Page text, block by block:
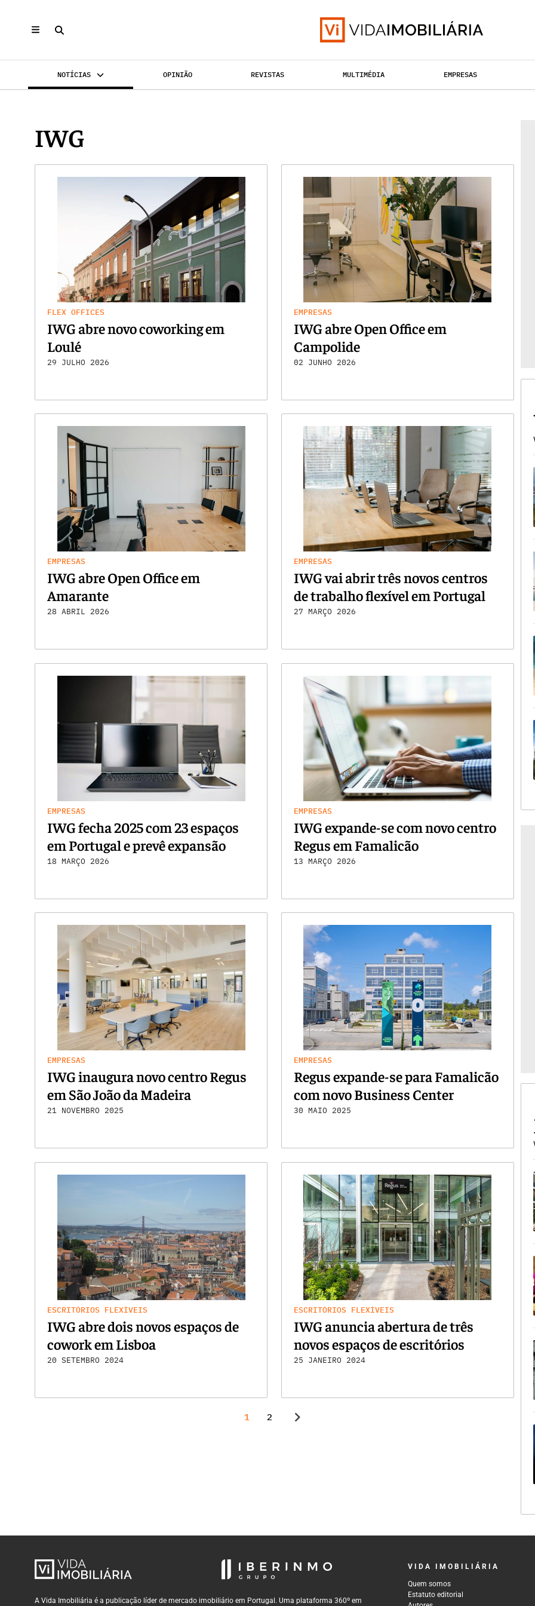
NOTÍCIAS OPINIÃO REVISTAS MULTIMÉDIA EMPRESAS
IWG
FLEX OFFICES
IWG abre novo coworking em
Loulé
29 JULHO 2026
EMPRESAS
IWG abre Open Office em
Campolide
02 JUNHO 2026
EMPRESAS
IWG abre Open Office em
Amarante
28 ABRIL 2026
EMPRESAS
IWG vai abrir três novos centros
de trabalho flexível em Portugal
27 MARÇO 2026
EMPRESAS
IWG fecha 2025 com 23 espaços
em Portugal e prevê expansão
18 MARÇO 2026
EMPRESAS
IWG expande-se com novo centro
Regus em Famalicão
13 MARÇO 2026
EMPRESAS
IWG inaugura novo centro Regus
em São João da Madeira
21 NOVEMBRO 2025
EMPRESAS
Regus expande-se para Famalicão
com novo Business Center
30 MAIO 2025
ESCRITÓRIOS FLEXÍVEIS
IWG abre dois novos espaços de
cowork em Lisboa
20 SETEMBRO 2024
ESCRITÓRIOS FLEXÍVEIS
IWG anuncia abertura de três
novos espaços de escritórios
25 JANEIRO 2024
1 2 chevron_right
A Vida Imobiliária é a publicação líder de mercado imobiliário em Portugal. Uma plataforma 360º em
VIDA IMOBILIÁRIA
Quem somos
Estatuto editorial